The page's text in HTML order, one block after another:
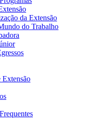
da Extensão
do Trabalho
Extensão